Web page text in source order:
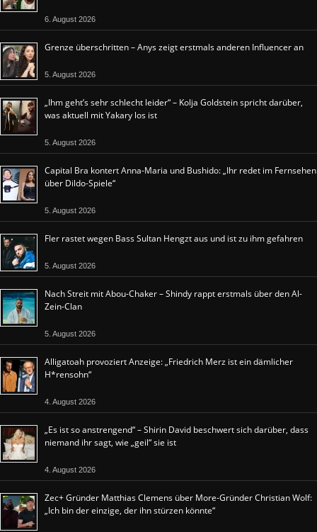
6. August 2026
Grenze überschritten – Anys zeigt erstmals anderen Influencer an
5. August 2026
„Ihm geht’s sehr schlecht leider“ – Kolja Goldstein spricht darüber,
was aktuell mit Yakary los ist
5. August 2026
Capital Bra kontert Anna-Maria und Bushido: „Ihr redet im Fernsehen
über Dildo-Spiele“
5. August 2026
Fler rastet wegen Bass Sultan Hengzt aus und ist zu ihm gefahren
5. August 2026
Nach Streit mit Abou-Chaker – Shindy rappt erstmals über den Al-
Zein-Clan
5. August 2026
Alligatoah provoziert Anzeige: „Friedrich Merz ist ein dämlicher
H*rensohn“
4. August 2026
„Es ist so anstrengend“ – Shirin David beschwert sich darüber, dass
niemand ihr sagt, wie „geil“ sie ist
4. August 2026
Zec+ Gründer Matthias Clemens über More-Gründer Christian Wolf:
„Ich bin der einzige, der ihn stürzen könnte“